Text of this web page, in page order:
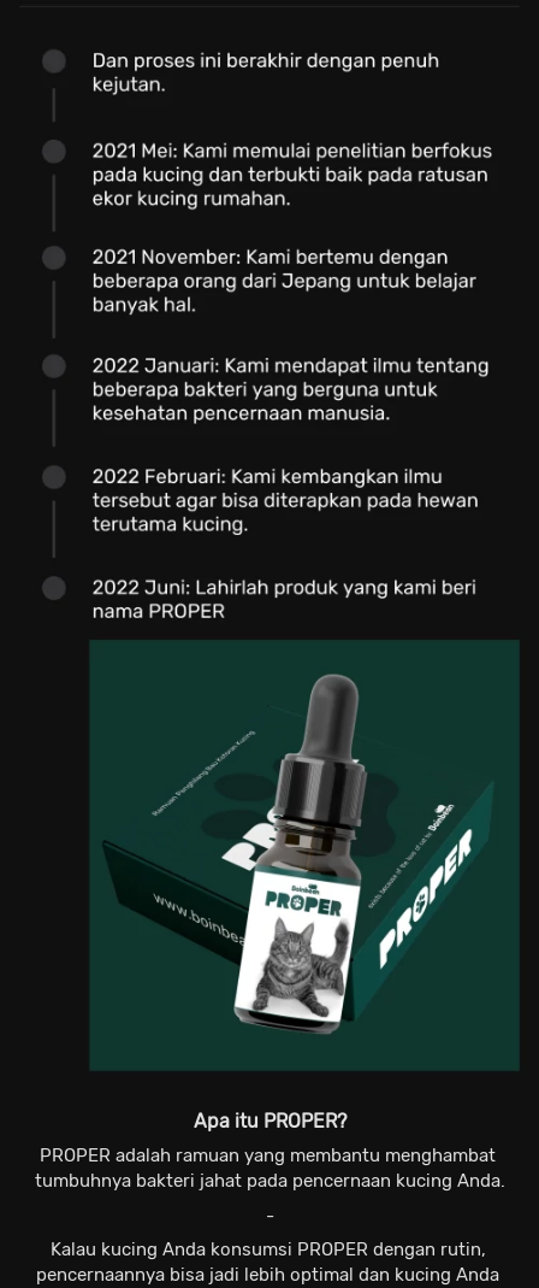
Apa itu PROPER?
PROPER adalah ramuan yang membantu menghambat
tumbuhnya bakteri jahat pada pencernaan kucing Anda.
-
Kalau kucing Anda konsumsi PROPER dengan rutin,
pencernaannya bisa jadi lebih optimal dan kucing Anda